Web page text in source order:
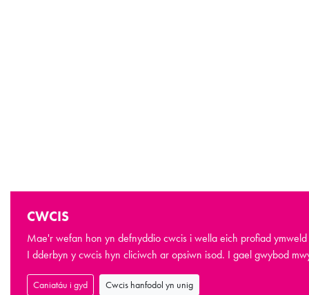
CWCIS
Mae'r wefan hon yn defnyddio cwcis i wella eich profiad
I dderbyn y cwcis hyn cliciwch ar opsiwn isod. I gael gwybod
Caniatáu i gyd Cwcis hanfodol yn unig